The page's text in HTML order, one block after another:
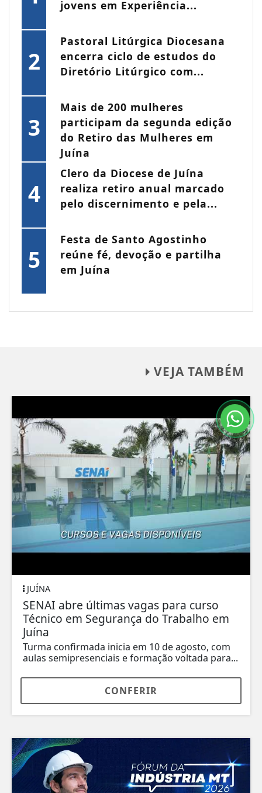
jovens em Experiência...
2
Pastoral Litúrgica Diocesana
encerra ciclo de estudos do
Diretório Litúrgico com...
3
Mais de 200 mulheres
participam da segunda edição
do Retiro das Mulheres em
Juína
4
Clero da Diocese de Juína
realiza retiro anual marcado
pelo discernimento e pela...
5
Festa de Santo Agostinho
reúne fé, devoção e partilha
em Juína
VEJA TAMBÉM
JUÍNA
SENAI abre últimas vagas para curso
Técnico em Segurança do Trabalho em
Juína
Turma confirmada inicia em 10 de agosto, com
aulas semipresenciais e formação voltada para...
CONFERIR